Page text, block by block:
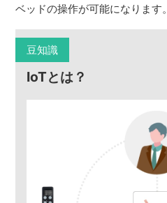
ベッドの操作が可能になります。
豆知識
IoTとは？